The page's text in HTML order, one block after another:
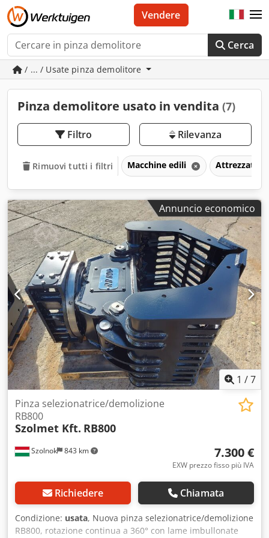
Cerca
Vendere
/ ... / Usate pinza demolitore
Pinza demolitore usato in vendita (7)
Filtro Rilevanza
Rimuovi tutti i filtri Macchine edili
Annuncio economico
1 /7
Szolnok 843 km
Pinza selezionatrice/demolizione
RB800
Szolmet Kft. RB800
7.300 €
EXW prezzo fisso più IVA
Richiedere Chiamata
Condizione: usata, Nuova pinza selezionatrice/demolizione
RB800, rotazione continua a 360° con lame imbullonate